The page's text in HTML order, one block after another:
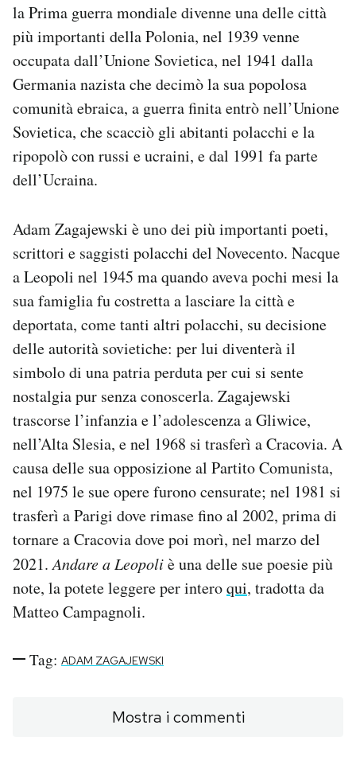
la Prima guerra mondiale divenne una delle città
più importanti della Polonia, nel 1939 venne
occupata dall’Unione Sovietica, nel 1941 dalla
Germania nazista che decimò la sua popolosa
comunità ebraica, a guerra finita entrò nell’Unione
Sovietica, che scacciò gli abitanti polacchi e la
ripopolò con russi e ucraini, e dal 1991 fa parte
dell’Ucraina.
Adam Zagajewski è uno dei più importanti poeti,
scrittori e saggisti polacchi del Novecento. Nacque
a Leopoli nel 1945 ma quando aveva pochi mesi la
sua famiglia fu costretta a lasciare la città e
deportata, come tanti altri polacchi, su decisione
delle autorità sovietiche: per lui diventerà il
simbolo di una patria perduta per cui si sente
nostalgia pur senza conoscerla. Zagajewski
trascorse l’infanzia e l’adolescenza a Gliwice,
nell’Alta Slesia, e nel 1968 si trasferì a Cracovia. A
causa delle sua opposizione al Partito Comunista,
nel 1975 le sue opere furono censurate; nel 1981 si
trasferì a Parigi dove rimase fino al 2002, prima di
tornare a Cracovia dove poi morì, nel marzo del
2021.Andare a Leopoliè una delle sue poesie più
note, la potete leggere per interoqui, tradotta da
Matteo Campagnoli.
Tag: ADAM ZAGAJEWSKI
Mostra i commenti